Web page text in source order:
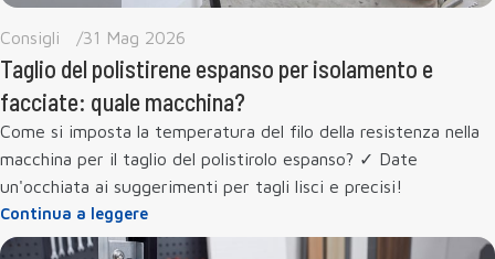
Consigli 31 Mag 2026
Taglio del polistirene espanso per isolamento e
facciate: quale macchina?
Come si imposta la temperatura del filo della resistenza nella
macchina per il taglio del polistirolo espanso? ✓ Date
un'occhiata ai suggerimenti per tagli lisci e precisi!
Continua a leggere